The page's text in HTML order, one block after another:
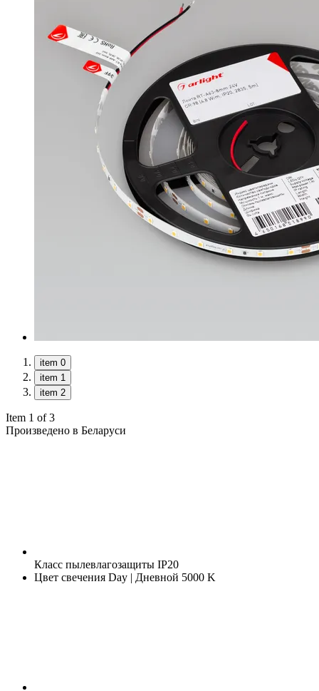
item 0
item 1
item 2
Item 1 of 3
Произведено в Беларуси
Класс пылевлагозащиты IP20
Цвет свечения Day | Дневной 5000 K